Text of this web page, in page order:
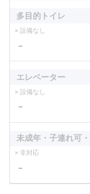
多目的トイレ
× 設備なし
－
エレベーター
× 設備なし
－
未成年・子連れ可
× 非対応
－